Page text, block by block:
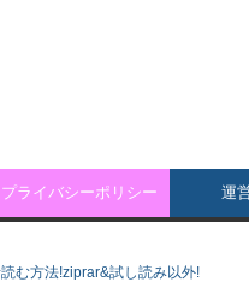
プライバシーポリシー 運
む方法!ziprar&試し読み以外!